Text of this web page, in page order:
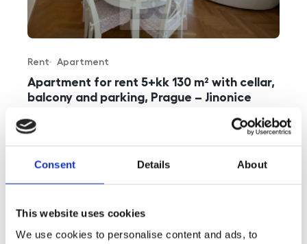
Consent Details About
This website uses cookies
We use cookies to personalise content and ads, to
Apartment for rent 5+kk 130 m² with cellar,
balcony and parking, Prague – Jinonice
Offer type
Rent
Property type
Apartment
rozměry
disposition
5+kk